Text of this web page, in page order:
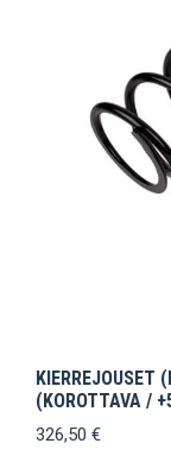
KIERREJOUSET
(KOROTTAVA /
326,50 €